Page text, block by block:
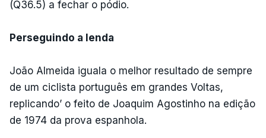
(Q36.5) a fechar o pódio.
Perseguindo a lenda
João Almeida iguala o melhor resultado de sempre
de um ciclista português em grandes Voltas,
replicando’ o feito de Joaquim Agostinho na edição
de 1974 da prova espanhola.